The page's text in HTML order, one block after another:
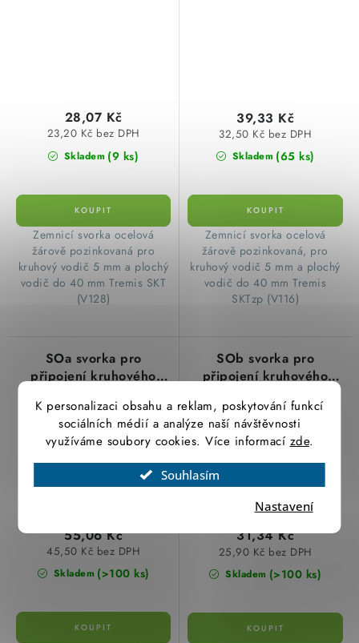
K personalizaci obsahu a reklam, poskytování funkcí
sociálních médií a analýze naší návštěvnosti
využíváme soubory cookies. Více informací zde.
Souhlasím
Nastavení
Skladem (9 ks)
23,20 Kč bez DPH
28,07 Kč
Zemnicí svorka ocelová
žárově pozinkovaná pro
kruhový vodič 5 mm a plochý
vodič do 40 mm Tremis SKT
(V128)
Skladem (65 ks)
32,50 Kč bez DPH
39,33 Kč
Zemnicí svorka ocelová
žárově pozinkovaná, pro
kruhový vodič 5 mm a plochý
vodič do 40 mm Tremis
SKTzp (V116)
SOa svorka pro
připojení kruhového
žlabům, FeZn
Skladem (>100 ks)
45,50 Kč bez DPH
55,06 Kč
SOb svorka pro
připojení kruhového
žlabům, FeZn
Skladem (>100 ks)
25,90 Kč bez DPH
31,34 Kč